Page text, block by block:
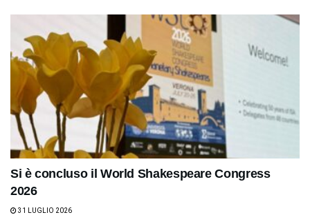
Si è concluso il World Shakespeare Congress
2026
31 LUGLIO 2026